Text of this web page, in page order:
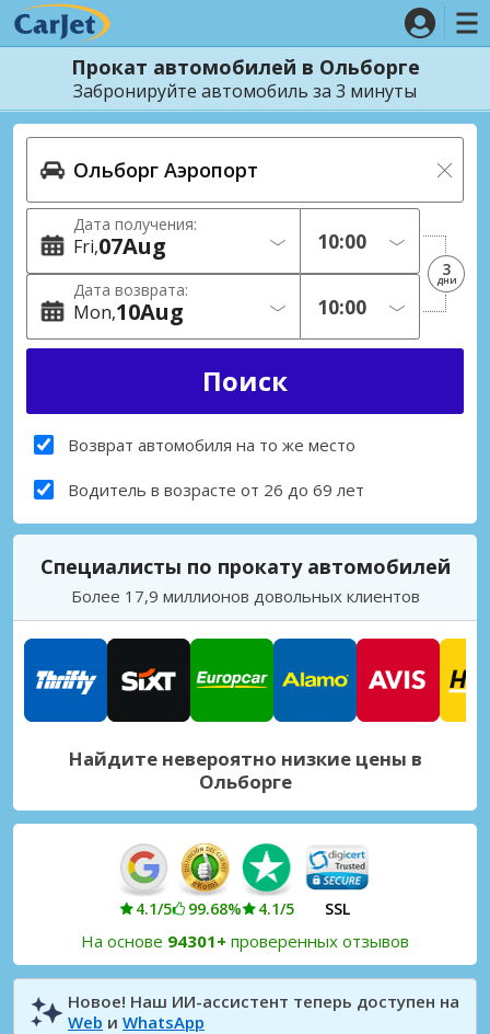
Прокат автомобилей в Ольборге
Забронируйте автомобиль за 3 минуты
Дата получения:
Fri 07Aug
Дата возврата:
Mon 10Aug
3
дни
Возврат автомобиля на то же место
Водитель в возрасте от 26 до 69 лет
Специалисты по прокату автомобилей
Более 17,9 миллионов довольных клиентов
Найдите невероятно низкие цены в
Ольборге
4.1/5 99.68% 4.1/5 SSL
На основе 94301+ проверенных отзывов
Новое! Наш ИИ-ассистент теперь доступен на
Web и WhatsApp